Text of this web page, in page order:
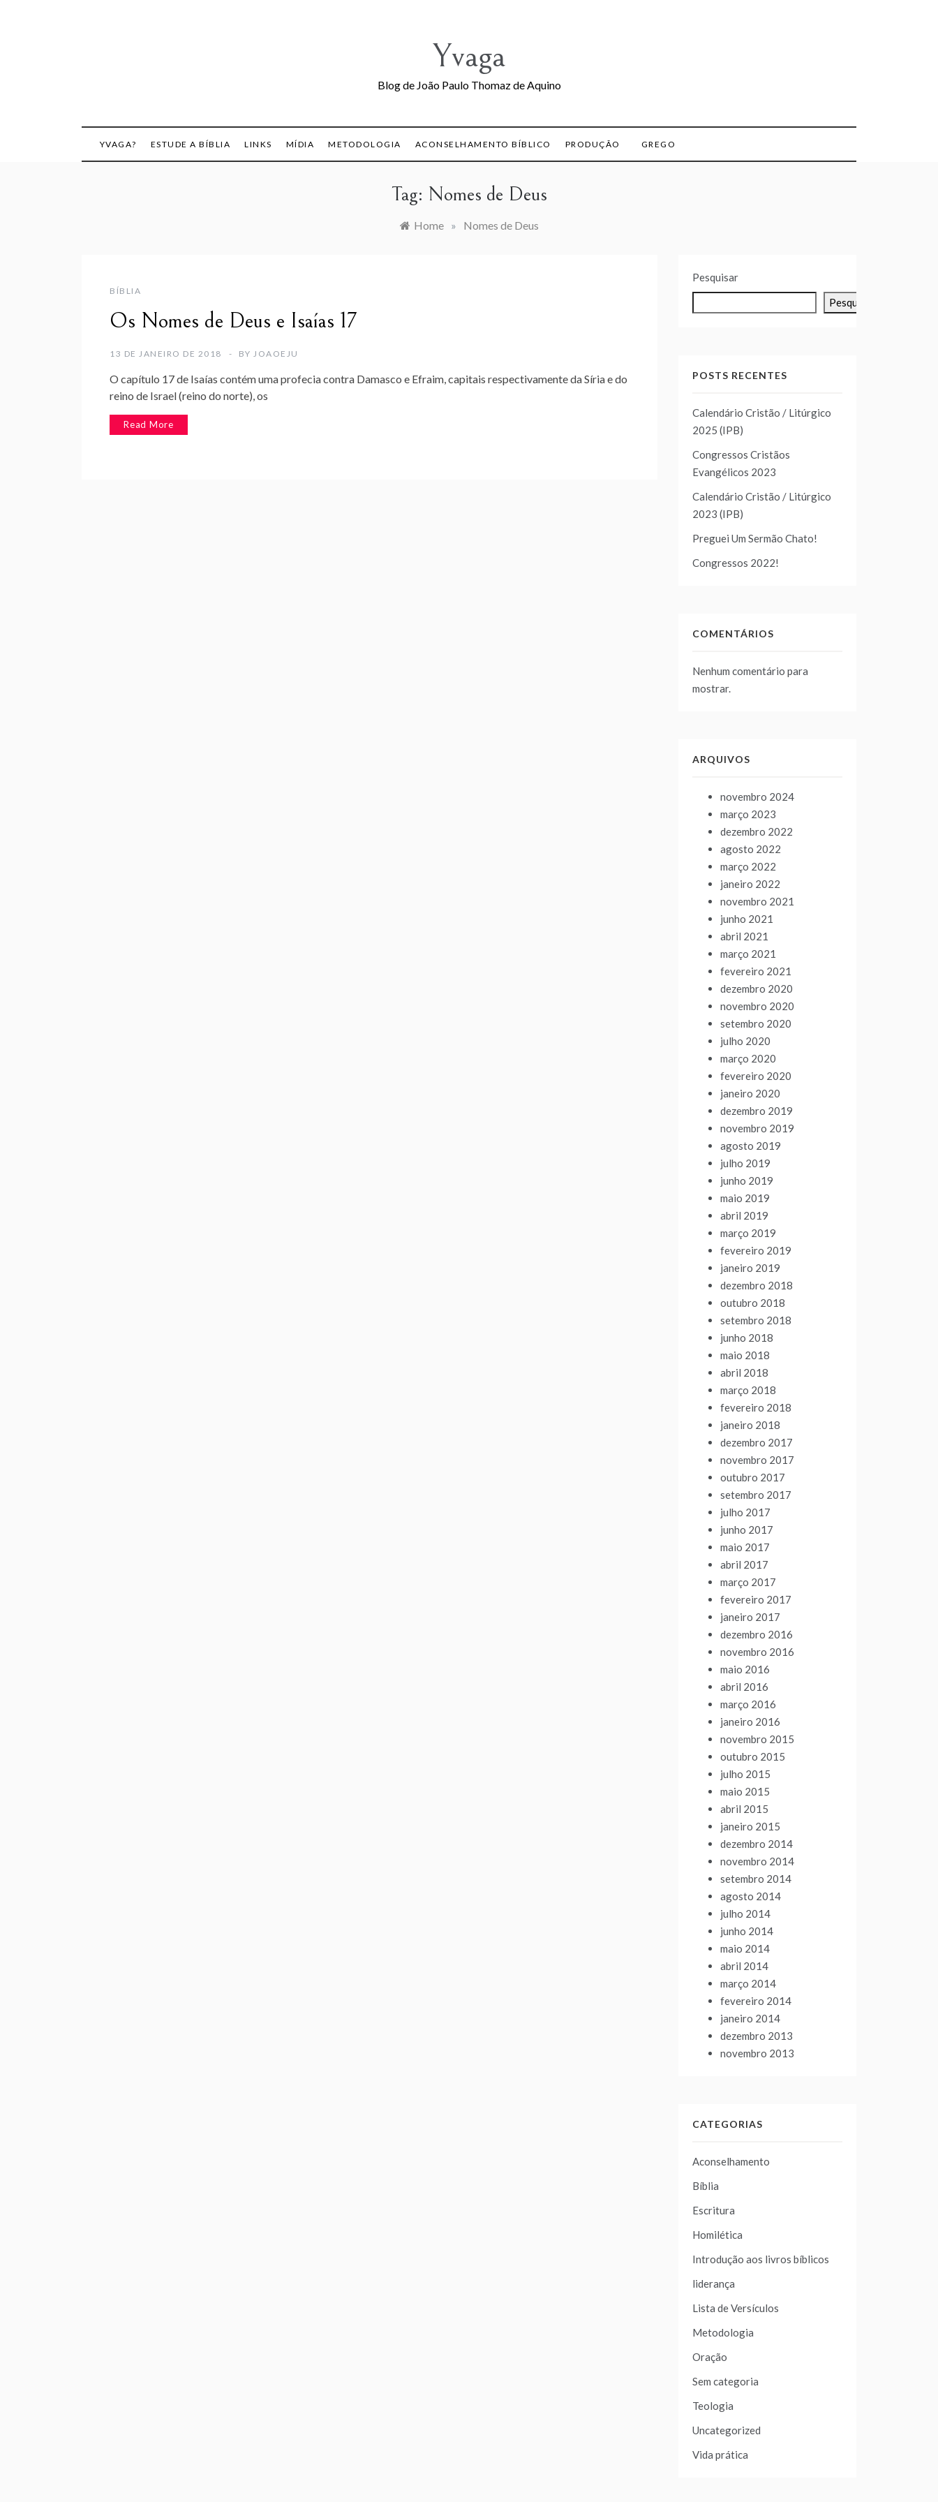
Yvaga
Blog de João Paulo Thomaz de Aquino
YVAGA? ESTUDE A BÍBLIA LINKS MÍDIA METODOLOGIA ACONSELHAMENTO BÍBLICO PRODUÇÃO GREGO
Tag: Nomes de Deus
Home » Nomes de Deus
BÍBLIA
Os Nomes de Deus e Isaías 17
13 DE JANEIRO DE 2018 BY JOAOEJU
O capítulo 17 de Isaías contém uma profecia contra Damasco e Efraim, capitais respectivamente da Síria e do
reino de Israel (reino do norte), os
Read More
Pesquisar
Pesquisar
POSTS RECENTES
Calendário Cristão / Litúrgico
2025 (IPB)
Congressos Cristãos
Evangélicos 2023
Calendário Cristão / Litúrgico
2023 (IPB)
Preguei Um Sermão Chato!
Congressos 2022!
COMENTÁRIOS
Nenhum comentário para
mostrar.
ARQUIVOS
novembro 2024
março 2023
dezembro 2022
agosto 2022
março 2022
janeiro 2022
novembro 2021
junho 2021
abril 2021
março 2021
fevereiro 2021
dezembro 2020
novembro 2020
setembro 2020
julho 2020
março 2020
fevereiro 2020
janeiro 2020
dezembro 2019
novembro 2019
agosto 2019
julho 2019
junho 2019
maio 2019
abril 2019
março 2019
fevereiro 2019
janeiro 2019
dezembro 2018
outubro 2018
setembro 2018
junho 2018
maio 2018
abril 2018
março 2018
fevereiro 2018
janeiro 2018
dezembro 2017
novembro 2017
outubro 2017
setembro 2017
julho 2017
junho 2017
maio 2017
abril 2017
março 2017
fevereiro 2017
janeiro 2017
dezembro 2016
novembro 2016
maio 2016
abril 2016
março 2016
janeiro 2016
novembro 2015
outubro 2015
julho 2015
maio 2015
abril 2015
janeiro 2015
dezembro 2014
novembro 2014
setembro 2014
agosto 2014
julho 2014
junho 2014
maio 2014
abril 2014
março 2014
fevereiro 2014
janeiro 2014
dezembro 2013
novembro 2013
CATEGORIAS
Aconselhamento
Bíblia
Escritura
Homilética
Introdução aos livros bíblicos
liderança
Lista de Versículos
Metodologia
Oração
Sem categoria
Teologia
Uncategorized
Vida prática